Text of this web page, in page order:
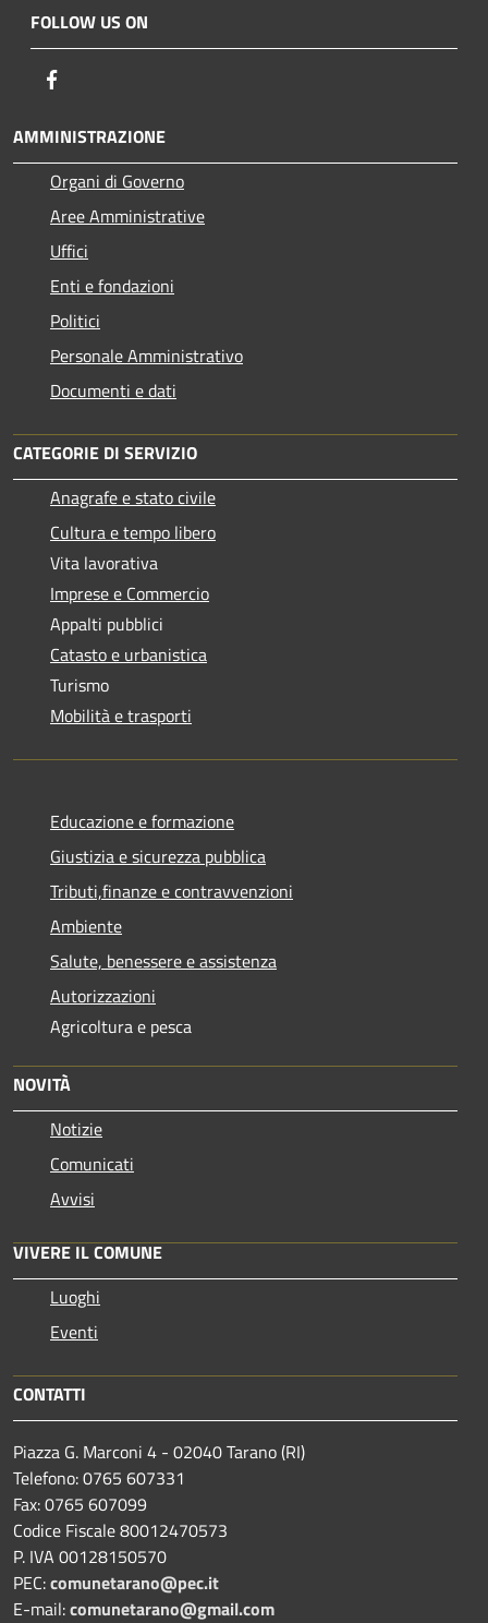
FOLLOW US ON
AMMINISTRAZIONE
Organi di Governo
Aree Amministrative
Uffici
Enti e fondazioni
Politici
Personale Amministrativo
Documenti e dati
CATEGORIE DI SERVIZIO
Anagrafe e stato civile
Cultura e tempo libero
Vita lavorativa
Imprese e Commercio
Appalti pubblici
Catasto e urbanistica
Turismo
Mobilità e trasporti
Educazione e formazione
Giustizia e sicurezza pubblica
Tributi,finanze e contravvenzioni
Ambiente
Salute, benessere e assistenza
Autorizzazioni
Agricoltura e pesca
NOVITÀ
Notizie
Comunicati
Avvisi
VIVERE IL COMUNE
Luoghi
Eventi
CONTATTI
Piazza G. Marconi 4 - 02040 Tarano (RI)
Telefono: 0765 607331
Fax: 0765 607099
Codice Fiscale 80012470573
P. IVA 00128150570
PEC:comunetarano@pec.it
E-mail:comunetarano@gmail.com